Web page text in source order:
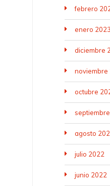
febrero
enero 2023
diciembre
noviembre
octubre
agosto
julio 2022
junio 2022